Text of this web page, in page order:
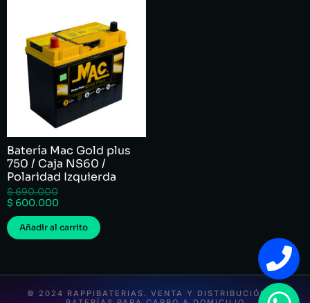
Batería Mac Gold plus
750 / Caja NS60 /
Polaridad Izquierda
$690.000
$ 600.000
Añadir al carrito
© 2024 RAPPIBATERIAS. VENTA Y DISTRIBUCIÓN DE